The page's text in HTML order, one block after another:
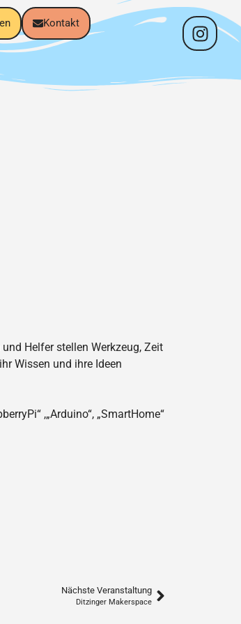
Kontakt
Helfer stellen Werkzeug, Zeit
Wissen und ihre Ideen
,„Arduino“, „SmartHome“
Nächste Veranstaltung
Ditzinger Makerspace